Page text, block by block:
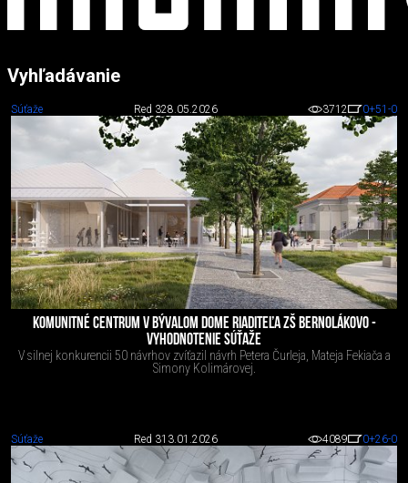
Vyhľadávanie
Súťaže Red 328.05.2026 3712 0+51 -0
KOMUNITNÉ CENTRUM V BÝVALOM DOME RIADITEĽA ZŠ BERNOLÁKOVO -
VYHODNOTENIE SÚŤAŽE
V silnej konkurencii 50 návrhov zvíťazil návrh Petera Čurleja, Mateja Fekiača a
Simony Kolimárovej.
Súťaže Red 313.01.2026 4089 0+26-0